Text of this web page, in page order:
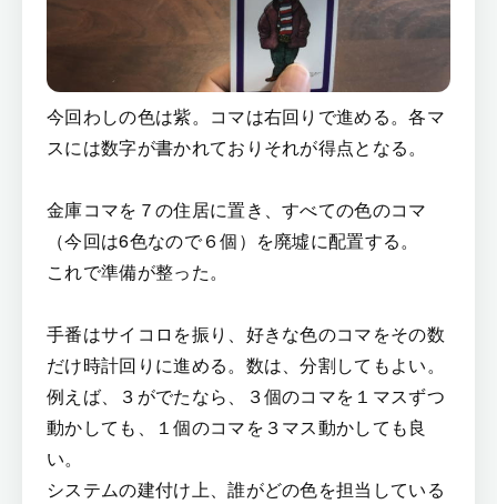
今回わしの色は紫。コマは右回りで進める。各マ
スには数字が書かれておりそれが得点となる。
金庫コマを７の住居に置き、すべての色のコマ
（今回は6色なので６個）を廃墟に配置する。
これで準備が整った。
手番はサイコロを振り、好きな色のコマをその数
だけ時計回りに進める。数は、分割してもよい。
例えば、３がでたなら、３個のコマを１マスずつ
動かしても、１個のコマを３マス動かしても良
い。
システムの建付け上、誰がどの色を担当している